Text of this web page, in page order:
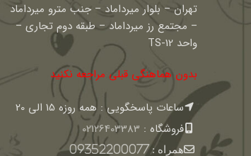
تهران – بلوار میرداماد – جنب مترو میرداماد
– مجتمع رز میرداماد – طبقه دوم تجاری –
واحد TS-12
بدون هماهنگی قبلی مراجعه نکنید
ساعات پاسخگویی : همه روزه 15 الی 20
فروشگاه : 02126403383
همراه :09352200077